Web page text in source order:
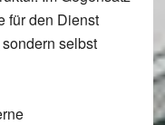
für den Dienst
selbst